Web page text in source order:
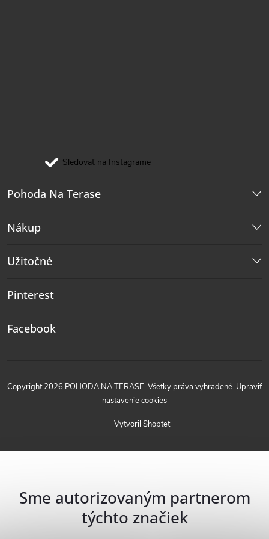
Sledovať na Instagrame
Pohoda Na Terase
Nákup
Užitočné
Pinterest
Facebook
Vytvoril Shoptet
Copyright 2026 POHODA NA TERASE. Všetky práva vyhradené. Upraviť
nastavenie cookies
Sme autorizovaným partnerom
týchto značiek